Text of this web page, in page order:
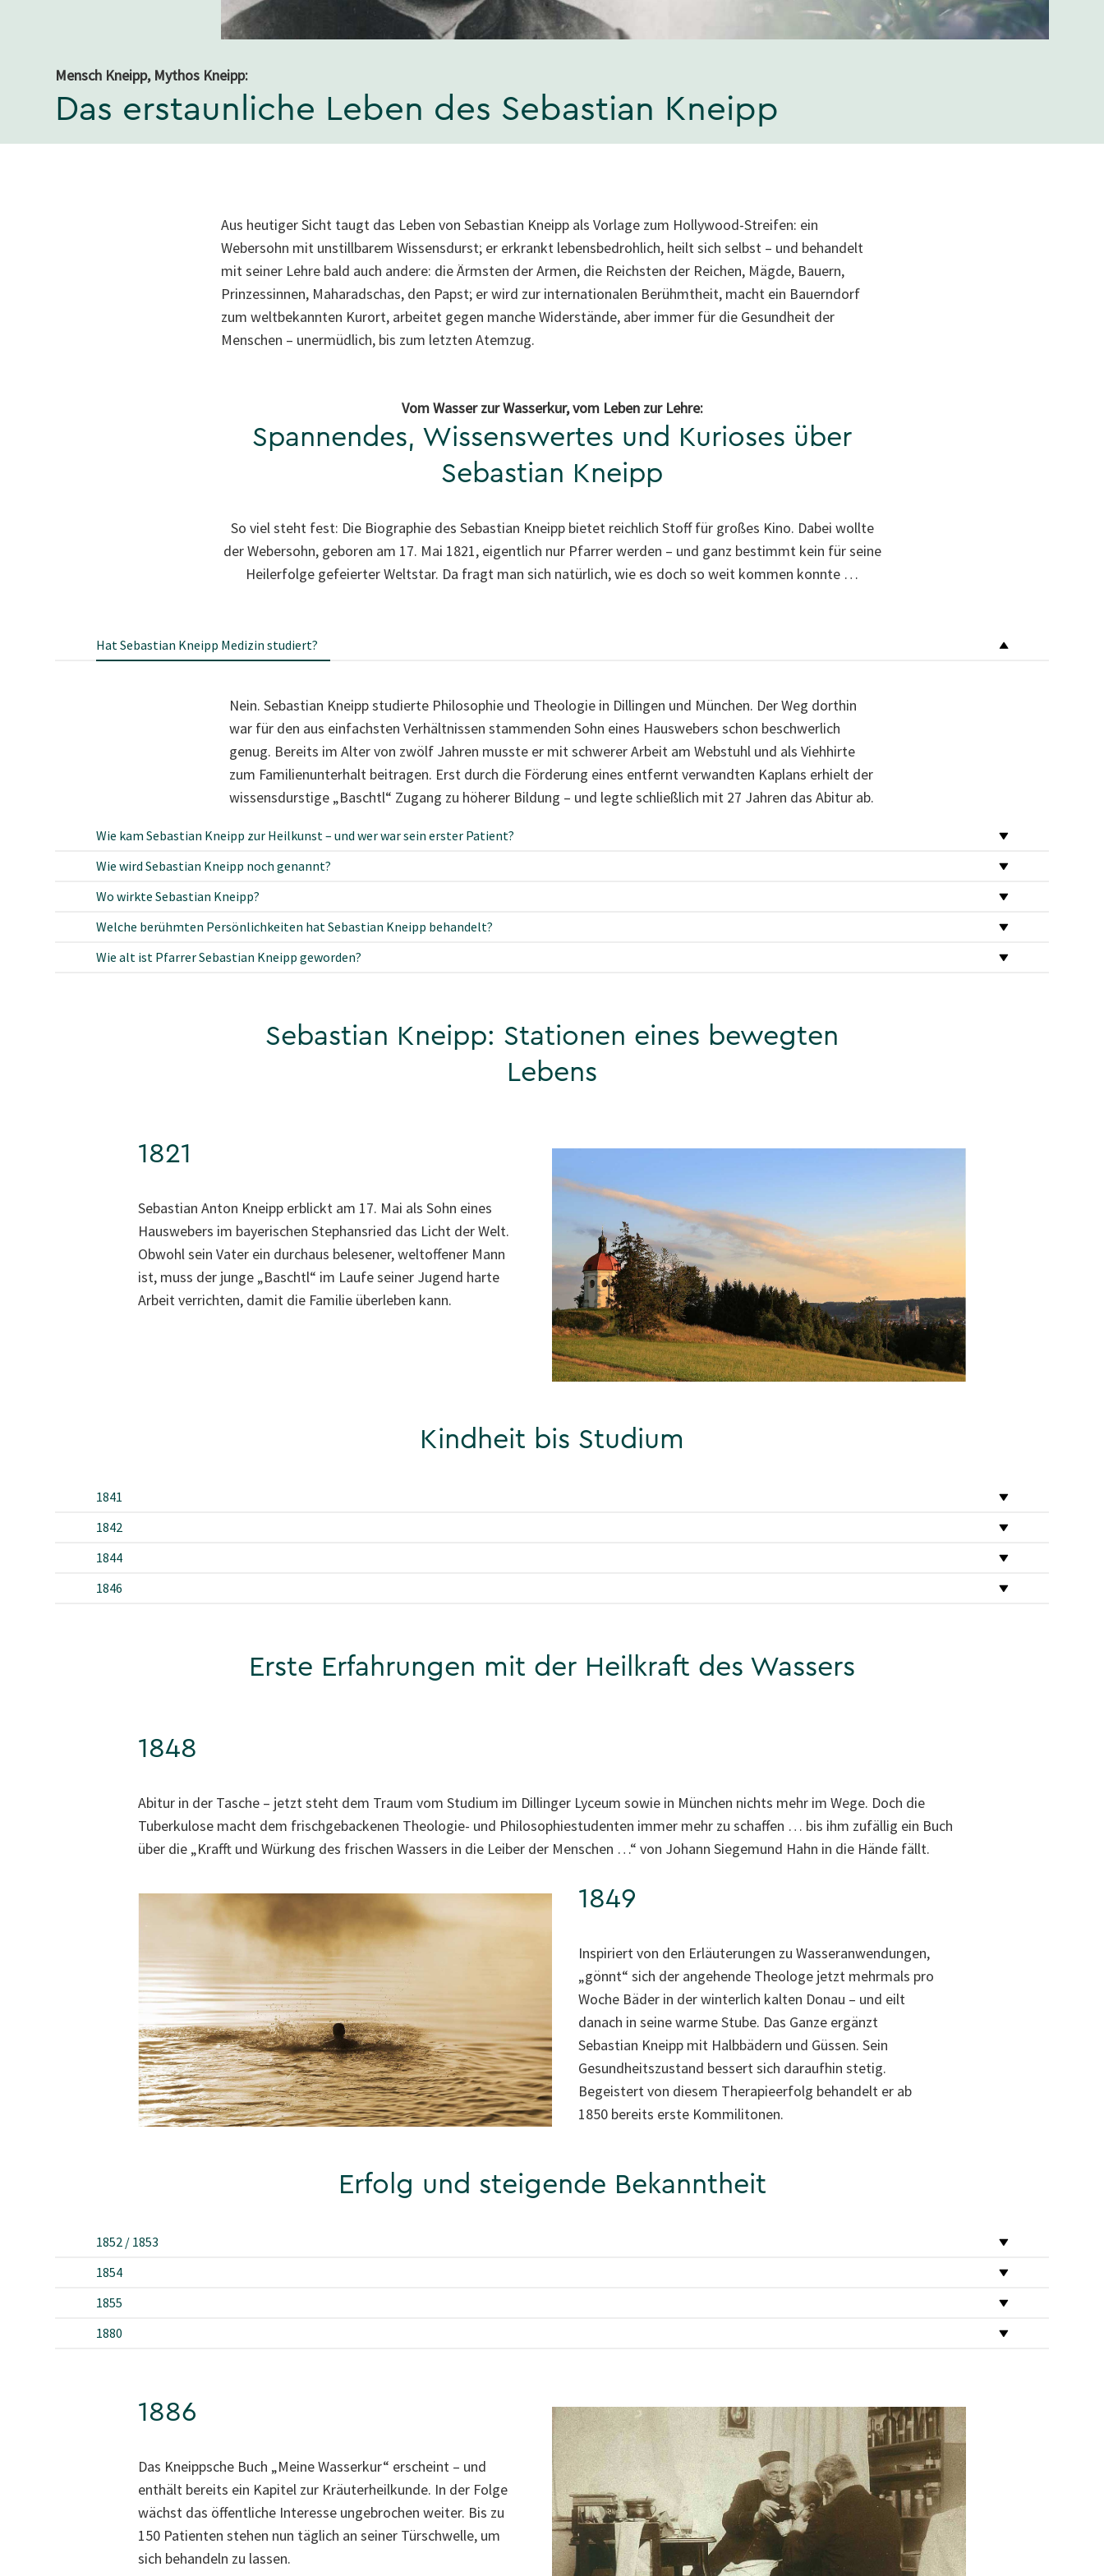
Mensch Kneipp, Mythos Kneipp:
Das erstaunliche Leben des Sebastian Kneipp
Aus heutiger Sicht taugt das Leben von Sebastian Kneipp als Vorlage zum Hollywood-Streifen: ein
Webersohn mit unstillbarem Wissensdurst; er erkrankt lebensbedrohlich, heilt sich selbst – und behandelt
mit seiner Lehre bald auch andere: die Ärmsten der Armen, die Reichsten der Reichen, Mägde, Bauern,
Prinzessinnen, Maharadschas, den Papst; er wird zur internationalen Berühmtheit, macht ein Bauerndorf
zum weltbekannten Kurort, arbeitet gegen manche Widerstände, aber immer für die Gesundheit der
Menschen – unermüdlich, bis zum letzten Atemzug.
Vom Wasser zur Wasserkur, vom Leben zur Lehre:
Spannendes, Wissenswertes und Kurioses über
Sebastian Kneipp
So viel steht fest: Die Biographie des Sebastian Kneipp bietet reichlich Stoff für großes Kino. Dabei wollte
der Webersohn, geboren am 17. Mai 1821, eigentlich nur Pfarrer werden – und ganz bestimmt kein für seine
Heilerfolge gefeierter Weltstar. Da fragt man sich natürlich, wie es doch so weit kommen konnte …
Hat Sebastian Kneipp Medizin studiert?
Nein. Sebastian Kneipp studierte Philosophie und Theologie in Dillingen und München. Der Weg dorthin
war für den aus einfachsten Verhältnissen stammenden Sohn eines Hauswebers schon beschwerlich
genug. Bereits im Alter von zwölf Jahren musste er mit schwerer Arbeit am Webstuhl und als Viehhirte
zum Familienunterhalt beitragen. Erst durch die Förderung eines entfernt verwandten Kaplans erhielt der
wissensdurstige „Baschtl“ Zugang zu höherer Bildung – und legte schließlich mit 27 Jahren das Abitur ab.
Wie kam Sebastian Kneipp zur Heilkunst – und wer war sein erster Patient?
Wie wird Sebastian Kneipp noch genannt?
Wo wirkte Sebastian Kneipp?
Welche berühmten Persönlichkeiten hat Sebastian Kneipp behandelt?
Wie alt ist Pfarrer Sebastian Kneipp geworden?
Sebastian Kneipp: Stationen eines bewegten
Lebens
1821
Sebastian Anton Kneipp erblickt am 17. Mai als Sohn eines
Hauswebers im bayerischen Stephansried das Licht der Welt.
Obwohl sein Vater ein durchaus belesener, weltoffener Mann
ist, muss der junge „Baschtl“ im Laufe seiner Jugend harte
Arbeit verrichten, damit die Familie überleben kann.
Kindheit bis Studium
1841
1842
1844
1846
Erste Erfahrungen mit der Heilkraft des Wassers
1848
Abitur in der Tasche – jetzt steht dem Traum vom Studium im Dillinger Lyceum sowie in München nichts mehr im Wege. Doch die
Tuberkulose macht dem frischgebackenen Theologie- und Philosophiestudenten immer mehr zu schaffen … bis ihm zufällig ein Buch
über die „Krafft und Würkung des frischen Wassers in die Leiber der Menschen …“ von Johann Siegemund Hahn in die Hände fällt.
1849
Inspiriert von den Erläuterungen zu Wasseranwendungen,
„gönnt“ sich der angehende Theologe jetzt mehrmals pro
Woche Bäder in der winterlich kalten Donau – und eilt
danach in seine warme Stube. Das Ganze ergänzt
Sebastian Kneipp mit Halbbädern und Güssen. Sein
Gesundheitszustand bessert sich daraufhin stetig.
Begeistert von diesem Therapieerfolg behandelt er ab
1850 bereits erste Kommilitonen.
Erfolg und steigende Bekanntheit
1852 / 1853
1854
1855
1880
1886
Das Kneippsche Buch „Meine Wasserkur“ erscheint – und
enthält bereits ein Kapitel zur Kräuterheilkunde. In der Folge
wächst das öffentliche Interesse ungebrochen weiter. Bis zu
150 Patienten stehen nun täglich an seiner Türschwelle, um
sich behandeln zu lassen.